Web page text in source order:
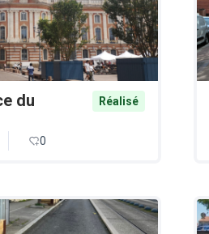
du
Réalisé
0